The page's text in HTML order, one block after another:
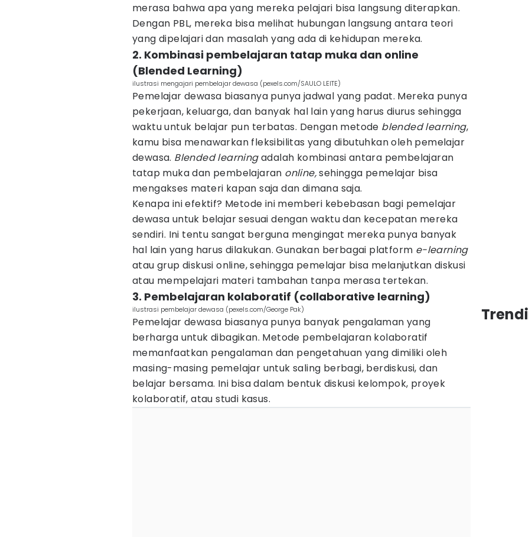
merasa bahwa apa yang mereka pelajari bisa langsung diterapkan.
Dengan PBL, mereka bisa melihat hubungan langsung antara teori
yang dipelajari dan masalah yang ada di kehidupan mereka.
2. Kombinasi pembelajaran tatap muka dan online
(Blended Learning)
ilustrasi mengajari pembelajar dewasa (pexels.com/SAULO LEITE)
Pemelajar dewasa biasanya punya jadwal yang padat. Mereka punya
pekerjaan, keluarga, dan banyak hal lain yang harus diurus sehingga
waktu untuk belajar pun terbatas. Dengan metode blended learning,
kamu bisa menawarkan fleksibilitas yang dibutuhkan oleh pemelajar
dewasa. Blended learningadalah kombinasi antara pembelajaran
tatap muka dan pembelajaran online,sehingga pemelajar bisa
mengakses materi kapan saja dan dimana saja.
Kenapa ini efektif? Metode ini memberi kebebasan bagi pemelajar
dewasa untuk belajar sesuai dengan waktu dan kecepatan mereka
sendiri. Ini tentu sangat berguna mengingat mereka punya banyak
hal lain yang harus dilakukan. Gunakan berbagai platform e-learning
atau grup diskusi online, sehingga pemelajar bisa melanjutkan diskusi
atau mempelajari materi tambahan tanpa merasa tertekan.
3. Pembelajaran kolaboratif (collaborative learning)
ilustrasi pembelajar dewasa (pexels.com/George Pak)
Pemelajar dewasa biasanya punya banyak pengalaman yang
berharga untuk dibagikan. Metode pembelajaran kolaboratif
memanfaatkan pengalaman dan pengetahuan yang dimiliki oleh
masing-masing pemelajar untuk saling berbagi, berdiskusi, dan
belajar bersama. Ini bisa dalam bentuk diskusi kelompok, proyek
kolaboratif, atau studi kasus.